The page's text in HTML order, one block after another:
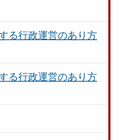
る行政運営のあり方
る行政運営のあり方